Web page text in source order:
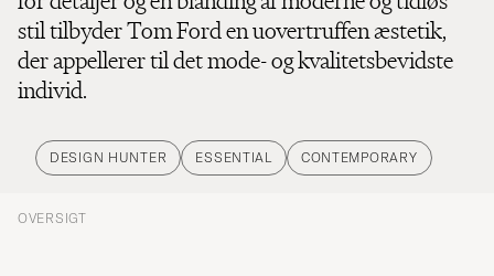
stil tilbyder Tom Ford en uovertruffen æstetik,
der appellerer til det mode- og kvalitetsbevidste
individ.
DESIGN HUNTER ESSENTIAL CONTEMPORARY
OVERSIGT